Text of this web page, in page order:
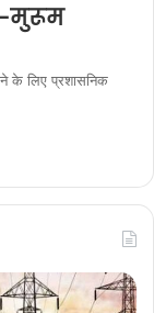
मुरूम
के लिए प्रशासनिक